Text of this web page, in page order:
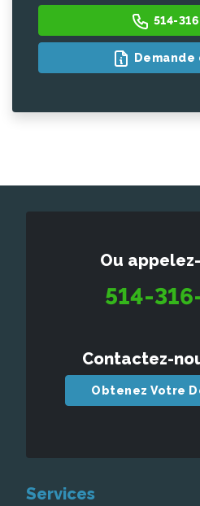
514-
Demande
Ou
514-
Contactez-
Obtenez Votre
Services